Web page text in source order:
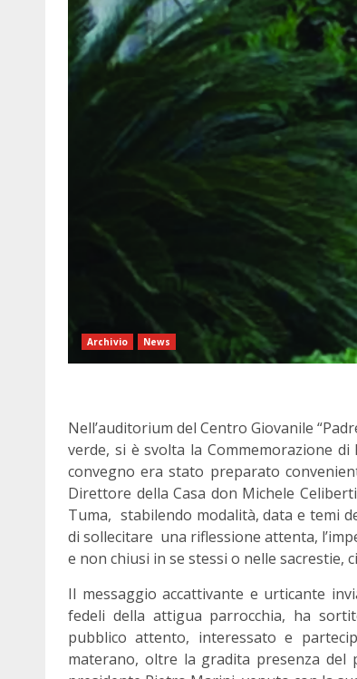
Archivio News
Nell’auditorium del Centro Giovanile
verde, si è svolta la Commemorazione
convegno era stato preparato
Direttore della Casa don Michele
Tuma, stabilendo modalità, data e temi
di sollecitare una riflessione attenta,
e non chiusi in se stessi o nelle sacrestie,
Il messaggio accattivante e urticante
fedeli della attigua parrocchia, ha
pubblico attento, interessato e
materano, oltre la gradita presenza del